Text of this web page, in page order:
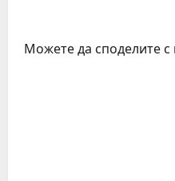
Можете да споделите с